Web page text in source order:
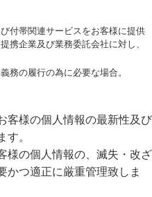
付帯関連サービスをお客様に提供
携企業及び業務委託会社に対し、
務の履行の為に必要な場合。
客様の個人情報の最新性及び
す。
様の個人情報の、滅失・改ざ
かつ適正に厳重管理致しま